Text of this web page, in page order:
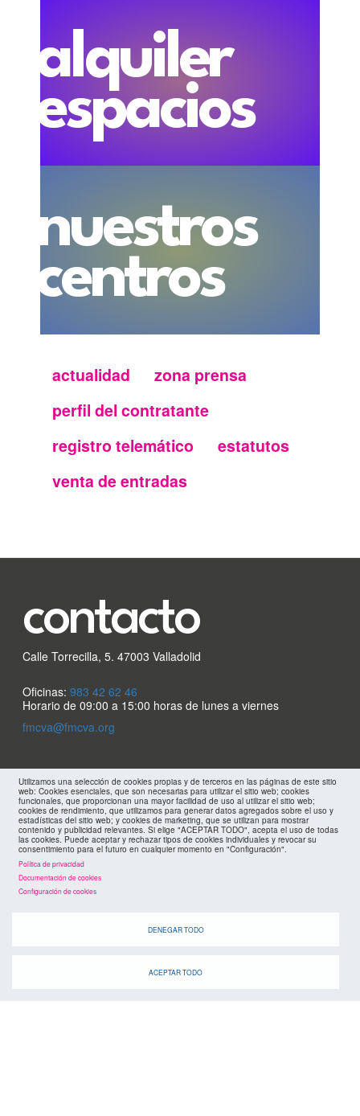
alquiler
espacios
nuestros
centros
Menu
secundario
FMC
actualidad
zona prensa
perfil del contratante
registro telemático
estatutos
venta de entradas
Utilizamos una selección de cookies propias y de terceros en las páginas de este sitio
web: Cookies esenciales, que son necesarias para utilizar el sitio web; cookies
funcionales, que proporcionan una mayor facilidad de uso al utilizar el sitio web;
cookies de rendimiento, que utilizamos para generar datos agregados sobre el uso y
estadísticas del sitio web; y cookies de marketing, que se utilizan para mostrar
contenido y publicidad relevantes. Si elige "ACEPTAR TODO", acepta el uso de todas
las cookies. Puede aceptar y rechazar tipos de cookies individuales y revocar su
consentimiento para el futuro en cualquier momento en "Configuración".
Política de privacidad
Documentación de cookies
Configuración de cookies
DENEGAR TODO
ACEPTAR TODO
contacto
Calle Torrecilla, 5. 47003 Valladolid
Oficinas: 983 42 62 46
Horario de 09:00 a 15:00 horas de lunes a viernes
fmcva@fmcva.org
Menu
footer
FMC
aviso legal
mapa web
políticas de privacidad
cookies